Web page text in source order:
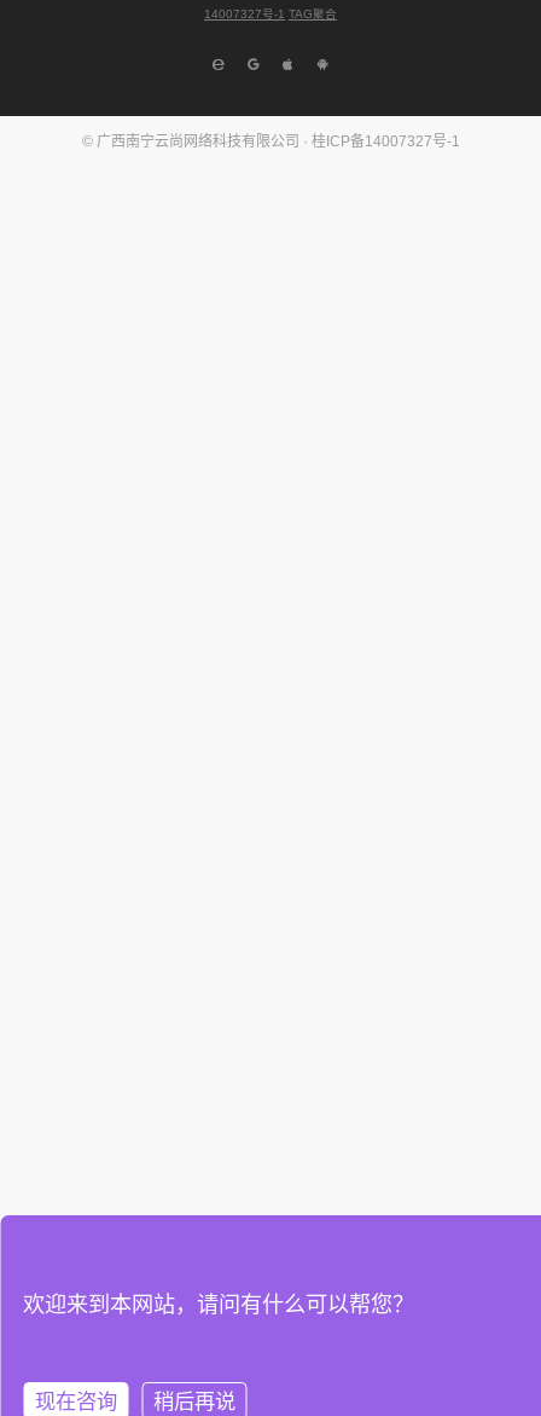
14007327号-1 TAG聚合
© 广西南宁云尚网络科技有限公司 · 桂ICP备14007327号-1
欢迎来到本网站，请问有什么可以帮您？
现在咨询 稍后再说